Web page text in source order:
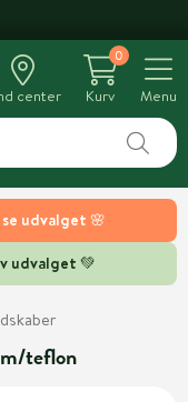
udvalget 🌸
udvalget 💚
center
0
Kurv
Menu
teflon